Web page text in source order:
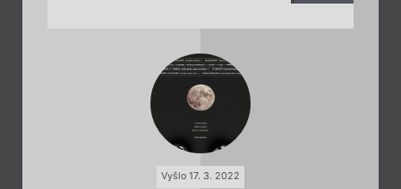
Vyšlo 17. 3. 2022